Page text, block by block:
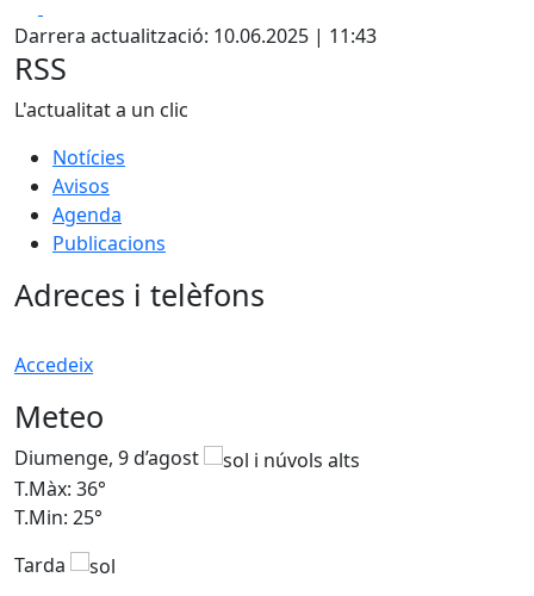
Darrera actualització: 10.06.2025 | 11:43
RSS
L'actualitat a un clic
Notícies
Avisos
Agenda
Publicacions
Adreces i telèfons
Accedeix
Meteo
Diumenge, 9 d’agost
T.Màx: 36°
T.Min: 25°
Tarda